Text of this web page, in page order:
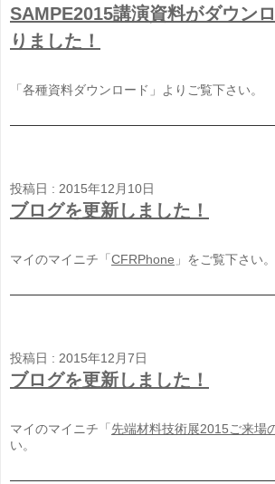
SAMPE2015講演資料がダウン
りました！
「各種資料ダウンロード」よりご覧下さい。
投稿日 : 2015年12月10日
ブログを更新しました！
マイのマイニチ「 CFRPhone 」をご覧下さい。
投稿日 : 2015年12月7日
ブログを更新しました！
マイのマイニチ「 先端材料技術展2015ご来場
い。